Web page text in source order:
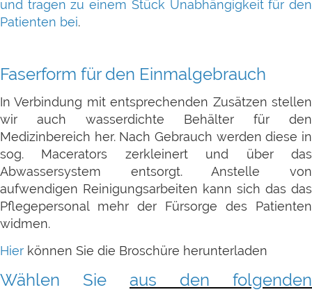
und tragen zu einem Stück Unabhängigkeit für den
Patienten bei.
Faserform für den Einmalgebrauch
In Verbindung mit entsprechenden Zusätzen stellen
wir auch wasserdichte Behälter für den
Medizinbereich her. Nach Gebrauch werden diese in
sog. Macerators zerkleinert und über das
Abwassersystem entsorgt. Anstelle von
aufwendigen Reinigungsarbeiten kann sich das das
Pflegepersonal mehr der Fürsorge des Patienten
widmen.
Hier können Sie die Broschüre herunterladen
Wählen Sie aus den folgenden